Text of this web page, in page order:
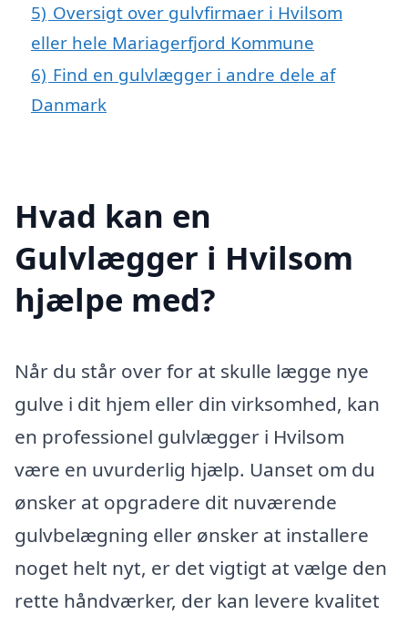
5) Oversigt over gulvfirmaer i Hvilsom
eller hele Mariagerfjord Kommune
6) Find en gulvlægger i andre dele af
Danmark
Hvad kan en
Gulvlægger i Hvilsom
hjælpe med?
Når du står over for at skulle lægge nye
gulve i dit hjem eller din virksomhed, kan
en professionel gulvlægger i Hvilsom
være en uvurderlig hjælp. Uanset om du
ønsker at opgradere dit nuværende
gulvbelægning eller ønsker at installere
noget helt nyt, er det vigtigt at vælge den
rette håndværker, der kan levere kvalitet